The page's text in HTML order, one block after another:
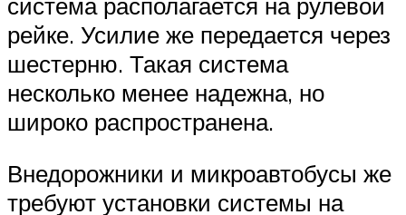
рейке. Усилие же передается через
шестерню. Такая система
несколько менее надежна, но
широко распространена.
Внедорожники и микроавтобусы же
требуют установки системы на